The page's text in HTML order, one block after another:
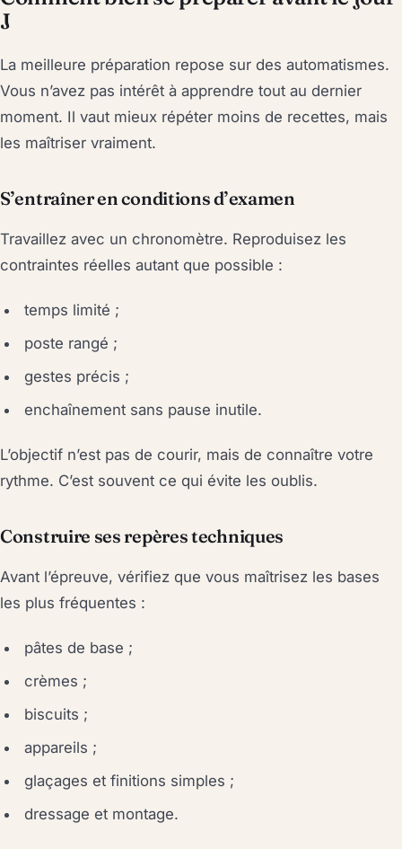
J
La meilleure préparation repose sur des automatismes.
Vous n’avez pas intérêt à apprendre tout au dernier
moment. Il vaut mieux répéter moins de recettes, mais
les maîtriser vraiment.
S’entraîner en conditions d’examen
Travaillez avec un chronomètre. Reproduisez les
contraintes réelles autant que possible :
temps limité ;
poste rangé ;
gestes précis ;
enchaînement sans pause inutile.
L’objectif n’est pas de courir, mais de connaître votre
rythme. C’est souvent ce qui évite les oublis.
Construire ses repères techniques
Avant l’épreuve, vérifiez que vous maîtrisez les bases
les plus fréquentes :
pâtes de base ;
crèmes ;
biscuits ;
appareils ;
glaçages et finitions simples ;
dressage et montage.